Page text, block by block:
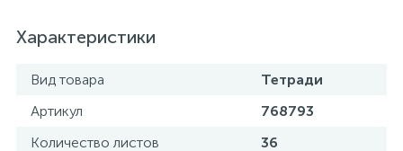
Характеристики
Вид товара
Тетради
Артикул
768793
Количество листов
36